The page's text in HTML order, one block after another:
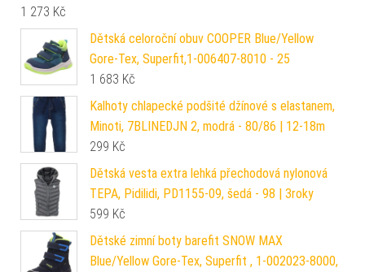
1 273 Kč
Dětská celoroční obuv COOPER Blue/Yellow
Gore-Tex, Superfit,1-006407-8010 - 25
1 683 Kč
Kalhoty chlapecké podšité džínové s elastanem,
Minoti, 7BLINEDJN 2, modrá - 80/86 | 12-18m
299 Kč
Dětská vesta extra lehká přechodová nylonová
TEPA, Pidilidi, PD1155-09, šedá - 98 | 3roky
599 Kč
Dětské zimní boty barefit SNOW MAX
Blue/Yellow Gore-Tex, Superfit , 1-002023-8000,